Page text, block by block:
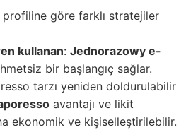
profiline göre farklı stratejiler
kullanan: Jednorazowy e-
bir başlangıç sağlar.
tarzı yeniden doldurulabilir
avantajı ve likit
ekonomik ve kişiselleştirilebilir.